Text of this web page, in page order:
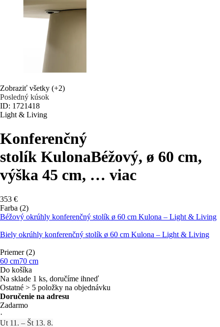
Zobraziť všetky (+2)
Posledný kúsok
ID: 1721418
Light & Living
Konferenčný
stolík KulonaBéžový, ø 60 cm,
výška 45 cm, … viac
353 €
Farba (2)
Béžový okrúhly konferenčný stolík ø 60 cm Kulona – Light & Living
Biely okrúhly konferenčný stolík ø 60 cm Kulona – Light & Living
Priemer (2)
60 cm70 cm
Do košíka
Na sklade 1 ks, doručíme ihneď
Ostatné > 5 položky na objednávku
Doručenie na adresu
Zadarmo
·
Ut 11. – Št 13. 8.